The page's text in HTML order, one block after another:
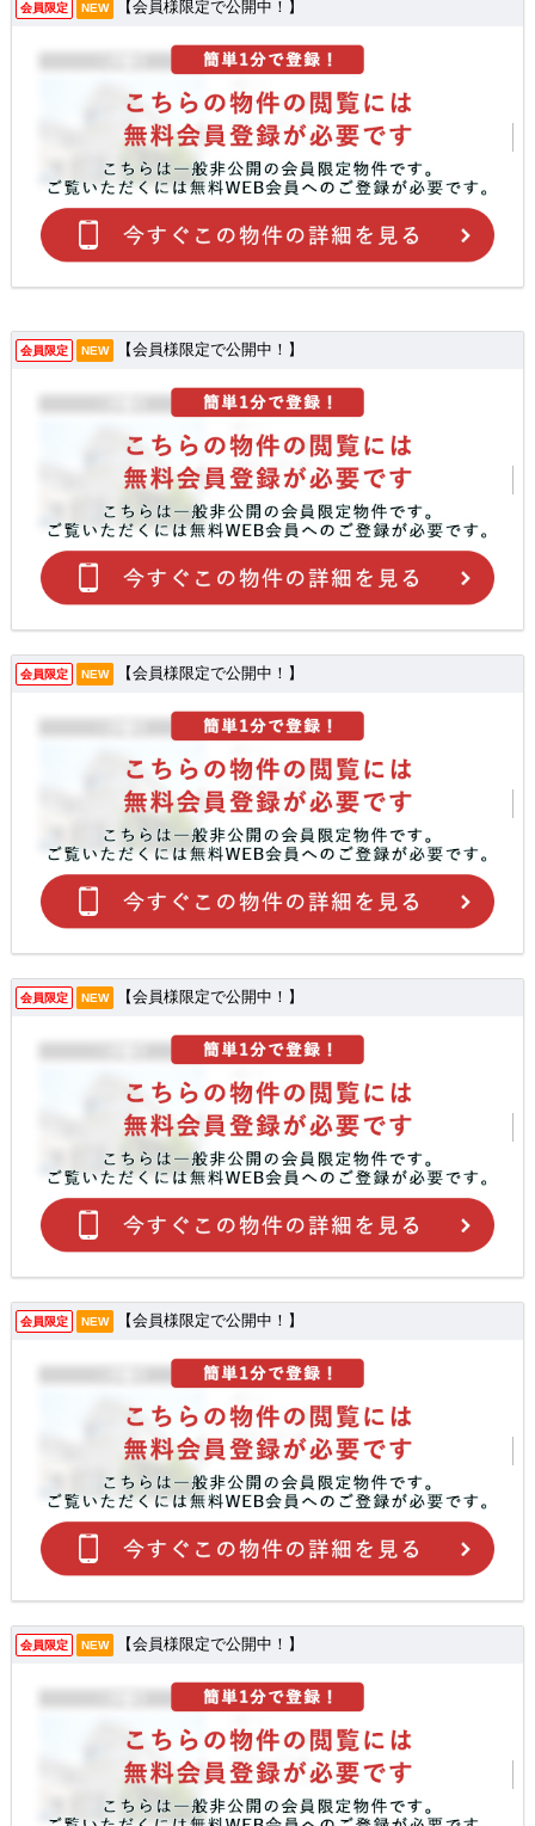
会員限定 NEW 【会員様限定で公開中！】
会員限定 NEW 【会員様限定で公開中！】
会員限定 NEW 【会員様限定で公開中！】
会員限定 NEW 【会員様限定で公開中！】
会員限定 NEW 【会員様限定で公開中！】
会員限定 NEW 【会員様限定で公開中！】